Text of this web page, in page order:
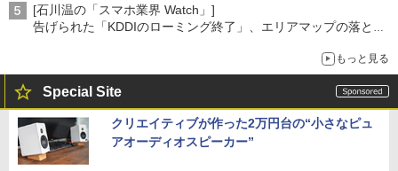
[石川温の「スマホ業界 Watch」]
告げられた「KDDIのローミング終了」、エリアマップの落とし
もっと見る
Special Site
クリエイティブが作った2万円台の“小さなピュ
アオーディオスピーカー”